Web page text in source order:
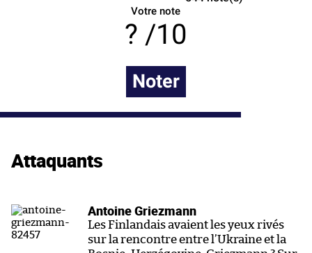
Votre note
/10
Noter
Attaquants
Antoine Griezmann
Les Finlandais avaient les yeux rivés
sur la rencontre entre l’Ukraine et la